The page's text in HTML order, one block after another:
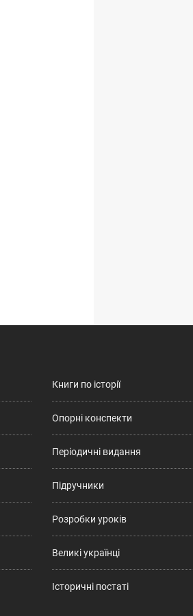
Книги по історії
Опорні конспекти
Періодичні видання
Підручники
Розробки уроків
Великі українці
Історичні постаті